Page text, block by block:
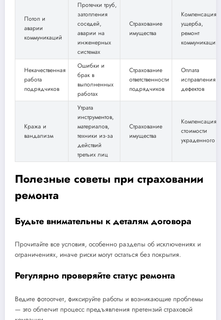
Потоп и
аварии
коммуникаций
Протечки труб,
затопления
соседей,
аварии на
инженерных
системах
Страхование
имущества
Компенсация
ущерба,
ремонт
коммуникаций
Некачественная
работа
подрядчиков
Ошибки и
брак в
выполненных
работах
Страхование
ответственности
подрядчиков
Оплата
исправления
дефектов
Кража и
вандализм
Утрата
инструментов,
материалов,
техники из-за
действий
третьих лиц
Страхование
имущества
Компенсация
стоимости
украденного
Полезные советы при страховании
ремонта
Будьте внимательны к деталям договора
Прочитайте все условия, особенно разделы об исключениях и
ограничениях, иначе риски могут остаться без покрытия.
Регулярно проверяйте статус ремонта
Ведите фотоотчет, фиксируйте работы и возникающие проблемы
— это облегчит процесс предъявления претензий страховой